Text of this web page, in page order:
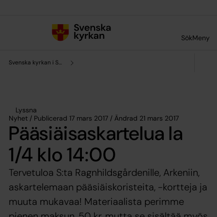
SökMeny
Svenska kyrkan i Södertälje
Lyssna
Nyhet / Publicerad 17 mars 2017 / Ändrad 21 mars 2017
Pääsiäisaskartelua la
1/4 klo 14:00
Tervetuloa S:ta Ragnhildsgårdenille, Arkeniin,
askartelemaan pääsiäiskoristeita, -kortteja ja
muuta mukavaa! Materiaalista perimme